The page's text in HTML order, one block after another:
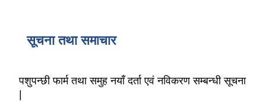
सूचना तथा समाचार
पशुपन्छी फार्म तथा समुह नयाँ दर्ता एवं नविकरण सम्बन्धी सूचना